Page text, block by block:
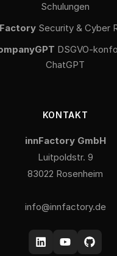
Schulungen
Security & Cyber
DSGVO-
ChatGPT
KONTAKT
innFactory GmbH
Luitpoldstr. 9
83022 Rosenheim
info@innfactory.de